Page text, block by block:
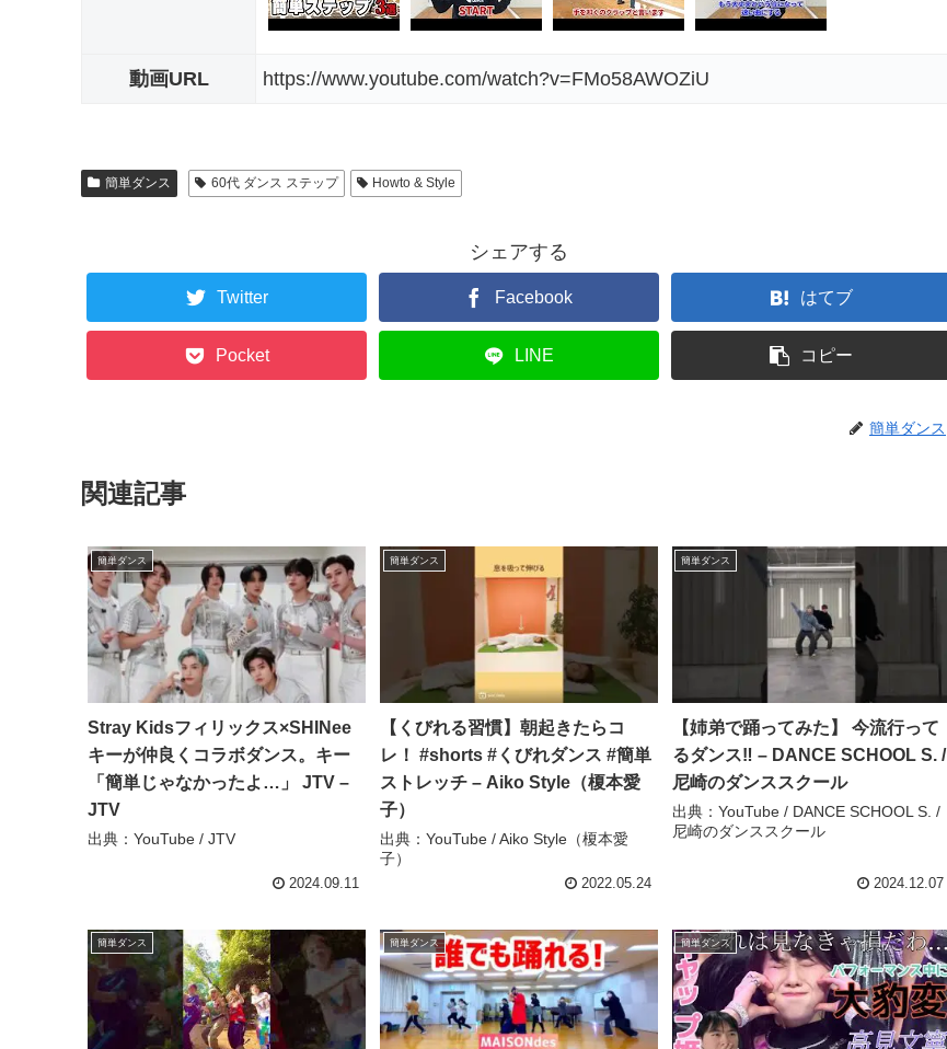
動画URL https://www.youtube.com/watch?v=FMo58AWOZiU
簡単ダンス 60代 ダンス ステップ Howto & Style
シェアする
Twitter Facebook はてブ
Pocket LINE コピー
簡単ダンス
関連記事
簡単ダンス
Stray Kidsフィリックス×SHINee
キーが仲良くコラボダンス。キー
「簡単じゃなかったよ…」 JTV –
JTV
出典：YouTube / JTV
2024.09.11
簡単ダンス
【くびれる習慣】朝起きたらコ
レ！ #shorts #くびれダンス #簡単
ストレッチ – Aiko Style（榎本愛
子）
出典：YouTube / Aiko Style（榎本愛
子）
2022.05.24
簡単ダンス
【姉弟で踊ってみた】 今流行って
るダンス‼︎ – DANCE SCHOOL S. /
尼崎のダンススクール
出典：YouTube / DANCE SCHOOL S. /
尼崎のダンススクール
2024.12.07
簡単ダンス 簡単ダンス 簡単ダンス